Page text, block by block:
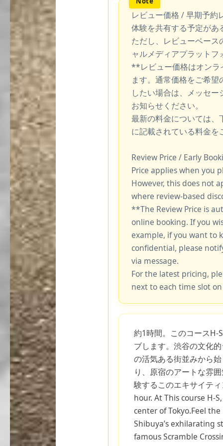
レビュー価格 / 早期予約
体験を共有する予定があ
ただし、レビューベー
ャルメディアプラット
**レビュー価格はオンラ
ます。通常価格をご希
したい場合は、メッセ
お知らせください。
最新の料金については、
に記載されている料金を
Review Price / Early
Price applies when you
However, this does not
where review-based
**The Review Price is
online booking. If you
example, if you want to
confidential, please
via message.
For the latest pricing,
next to each time slot
約1時間。このコースH-
ブします。渋谷の文化
の活気ある街並みから
り、原宿のアートな雰
験するこのエキサイテ
hour. At This course H-
center of Tokyo.Feel
Shibuya’s exhilarating
famous Scramble